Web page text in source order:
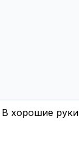
хорошие руки